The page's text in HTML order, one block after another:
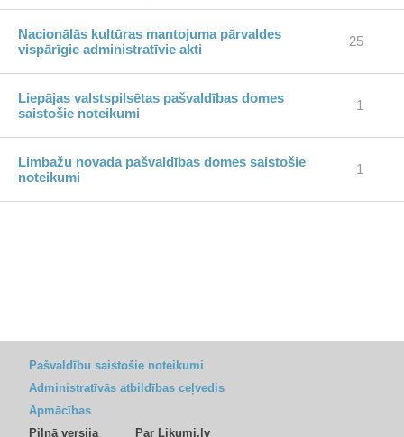
Nacionālās kultūras mantojuma pārvaldes
vispārīgie administratīvie akti
25
Liepājas valstspilsētas pašvaldības domes
saistošie noteikumi
1
Limbažu novada pašvaldības domes saistošie
noteikumi
1
Pašvaldību saistošie noteikumi
Administratīvās atbildības ceļvedis
Apmācības
Pilnā versija
Par Likumi.lv